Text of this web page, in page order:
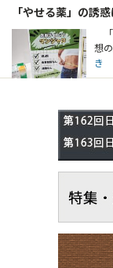
「やせる薬」の誘
「
想
き